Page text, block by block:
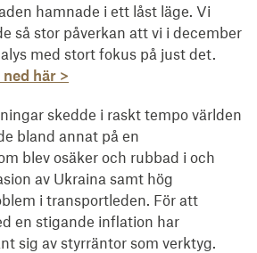
hamnade i ett låst läge. Vi
så stor påverkan att vi i december
med stort fokus på just det.
här >
skedde i raskt tempo världen
bland annat på en
blev osäker och rubbad i och
av Ukraina samt hög
i transportleden. För att
en stigande inflation har
sig av styrräntor som verktyg.